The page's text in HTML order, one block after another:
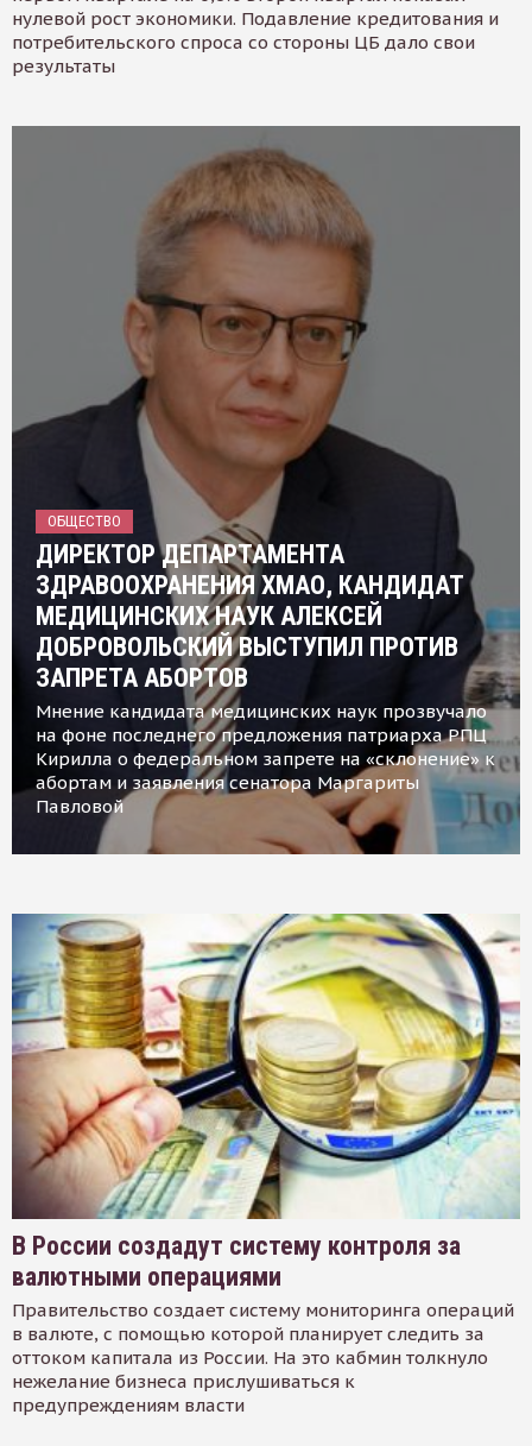
нулевой рост экономики. Подавление кредитования и
потребительского спроса со стороны ЦБ дало свои
результаты
ОБЩЕСТВО
ДИРЕКТОР ДЕПАРТАМЕНТА
ЗДРАВООХРАНЕНИЯ ХМАО, КАНДИДАТ
МЕДИЦИНСКИХ НАУК АЛЕКСЕЙ
ДОБРОВОЛЬСКИЙ ВЫСТУПИЛ ПРОТИВ
ЗАПРЕТА АБОРТОВ
Мнение кандидата медицинских наук прозвучало
на фоне последнего предложения патриарха РПЦ
Кирилла о федеральном запрете на «склонение» к
абортам и заявления сенатора Маргариты
Павловой
В России создадут систему контроля за
валютными операциями
Правительство создает систему мониторинга операций
в валюте, с помощью которой планирует следить за
оттоком капитала из России. На это кабмин толкнуло
нежелание бизнеса прислушиваться к
предупреждениям власти